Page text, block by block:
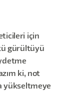
için
gürültüyü
ki, not
yükseltmeye